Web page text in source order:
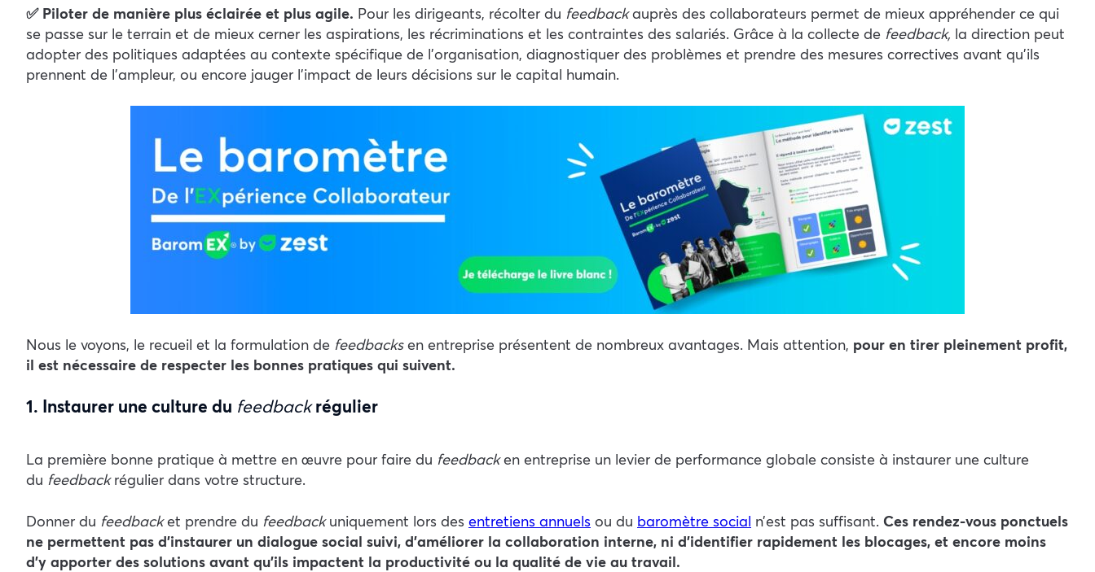
✅ Piloter de manière plus éclairée et plus agile. Pour les dirigeants, récolter du feedbackauprès des collaborateurs permet de mieux appréhender ce qui
se passe sur le terrain et de mieux cerner les aspirations, les récriminations et les contraintes des salariés. Grâce à la collecte de feedback, la direction peut
adopter des politiques adaptées au contexte spécifique de l’organisation, diagnostiquer des problèmes et prendre des mesures correctives avant qu’ils
prennent de l’ampleur, ou encore jauger l’impact de leurs décisions sur le capital humain.
Nous le voyons, le recueil et la formulation de feedbacksen entreprise présentent de nombreux avantages. Mais attention, pour en tirer pleinement profit,
il est nécessaire de respecter les bonnes pratiques qui suivent.
1. Instaurer une culture du feedbackrégulier
La première bonne pratique à mettre en œuvre pour faire du feedbacken entreprise un levier de performance globale consiste à instaurer une culture
du feedbackrégulier dans votre structure.
Donner du feedbacket prendre du feedbackuniquement lors des entretiens annuels ou du baromètre social n’est pas suffisant. Ces rendez-vous ponctuels
ne permettent pas d’instaurer un dialogue social suivi, d’améliorer la collaboration interne, ni d’identifier rapidement les blocages, et encore moins
d’y apporter des solutions avant qu’ils impactent la productivité ou la qualité de vie au travail.